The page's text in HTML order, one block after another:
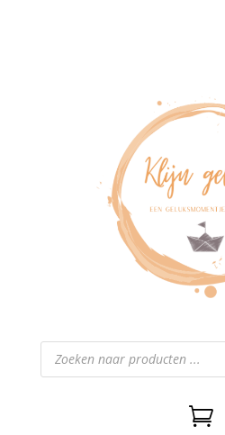
Producten
zoeken
